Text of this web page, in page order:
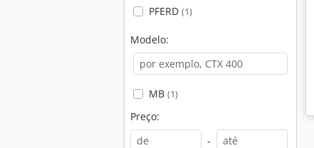
PFERD (1)
Modelo:
MB (1)
Preço:
-